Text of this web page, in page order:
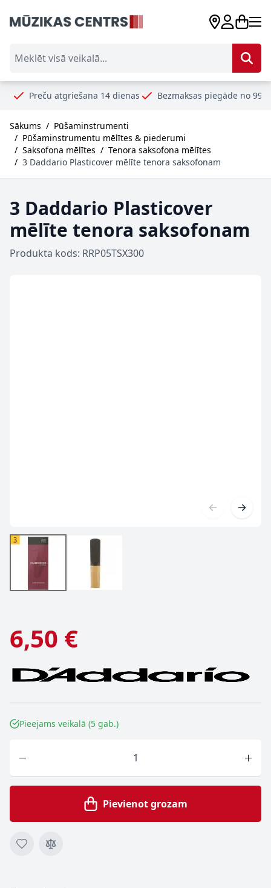
atgriešana 14 dienas Bezmaksas piegāde no 99€ Droši
Sākums / Pūšaminstrumenti
/ Pūšaminstrumentu mēlītes & piederumi
/ Saksofona mēlītes / Tenora saksofona mēlītes
/ 3 Daddario Plasticover mēlīte tenora saksofonam
3 Daddario Plasticover
mēlīte tenora saksofonam
Produkta kods: RRP05TSX300
6,50 €
Pieejams veikalā (5 gab.)
Pievienot grozam